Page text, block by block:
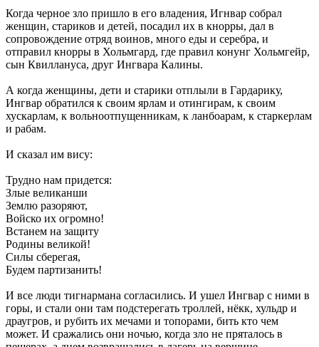
Когда черное зло пришло в его владения, Игнвар собрал
женщин, стариков и детей, посадил их в кнорры, дал в
сопровождение отряд воинов, много еды и серебра, и
отправил кнорры в Хольмгард, где правил конунг Хольмгейр,
сын Квиллануса, друг Ингвара Калины.
А когда женщины, дети и старики отплыли в Гардарику,
Ингвар обратился к своим ярлам и отингирам, к своим
хускарлам, к вольноотпущенникам, к ланбоарам, к старкерлам
и рабам.
И сказал им вису:
Трудно нам придется:
Злые великанши
Землю разоряют,
Войско их огромно!
Встанем на защиту
Родины великой!
Силы сберегая,
Будем партизанить!
И все люди тигнармана согласились. И ушел Ингвар с ними в
горы, и стали они там подстерегать троллей, нёкк, хульдр и
драугров, и рубить их мечами и топорами, бить кто чем
может. И сражались они ночью, когда зло не пряталось в